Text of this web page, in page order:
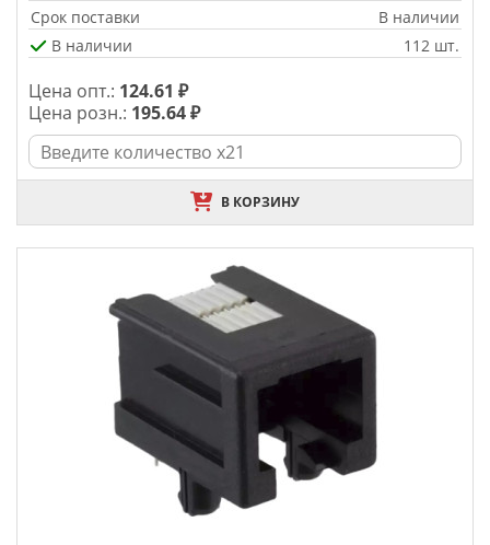
Срок поставки
В наличии
В наличии
112 шт.
Цена опт.: 124.61 ₽
Цена розн.: 195.64 ₽
В КОРЗИНУ